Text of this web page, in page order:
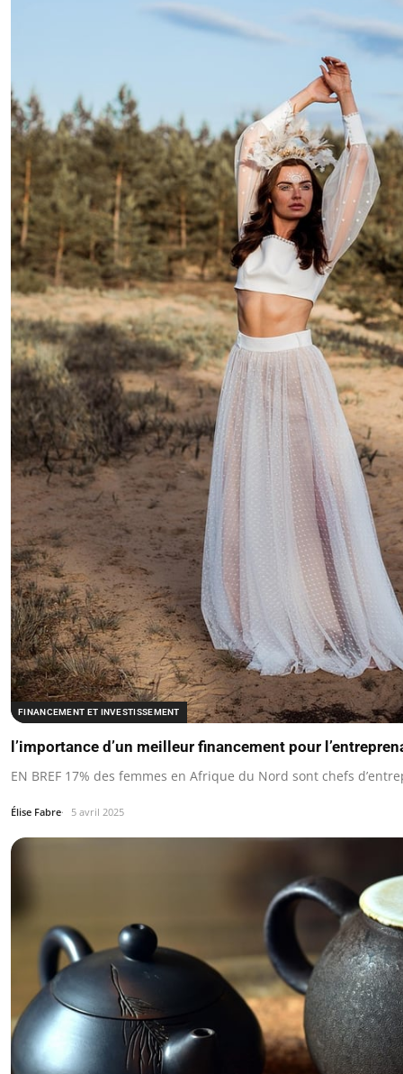
FINANCEMENT ET INVESTISSEMENT
l’importance d’un meilleur financement pour
EN BREF 17% des femmes en Afrique du Nord sont chefs
Élise Fabre 5 avril 2025